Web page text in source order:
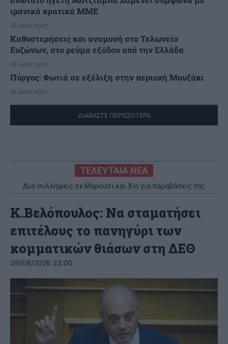
ιρανικά κρατικά ΜΜΕ
10 ώρες πριν
Καθυστερήσεις και αναμονή στο Τελωνείο
Ευζώνων, στο ρεύμα εξόδου από την Ελλάδα
10 ώρες πριν
Πύργος: Φωτιά σε εξέλιξη στην περιοχή Μουζάκι
10 ώρες πριν
ΔΙΑΒΑΣΤΕ ΠΕΡΙΣΣΟΤΕΡΑ